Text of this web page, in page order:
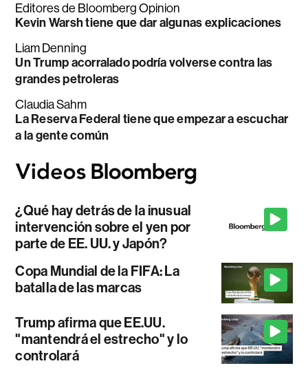
Editores de Bloomberg Opinion
Kevin Warsh tiene que dar algunas explicaciones
Liam Denning
Un Trump acorralado podría volverse contra las
grandes petroleras
Claudia Sahm
La Reserva Federal tiene que empezar a escuchar
a la gente común
¿Qué hay detrás de la inusual
intervención sobre el yen por
parte de EE. UU. y Japón?
Copa Mundial de la FIFA: La
batalla de las marcas
Trump afirma que EE.UU.
"mantendrá el estrecho" y lo
controlará